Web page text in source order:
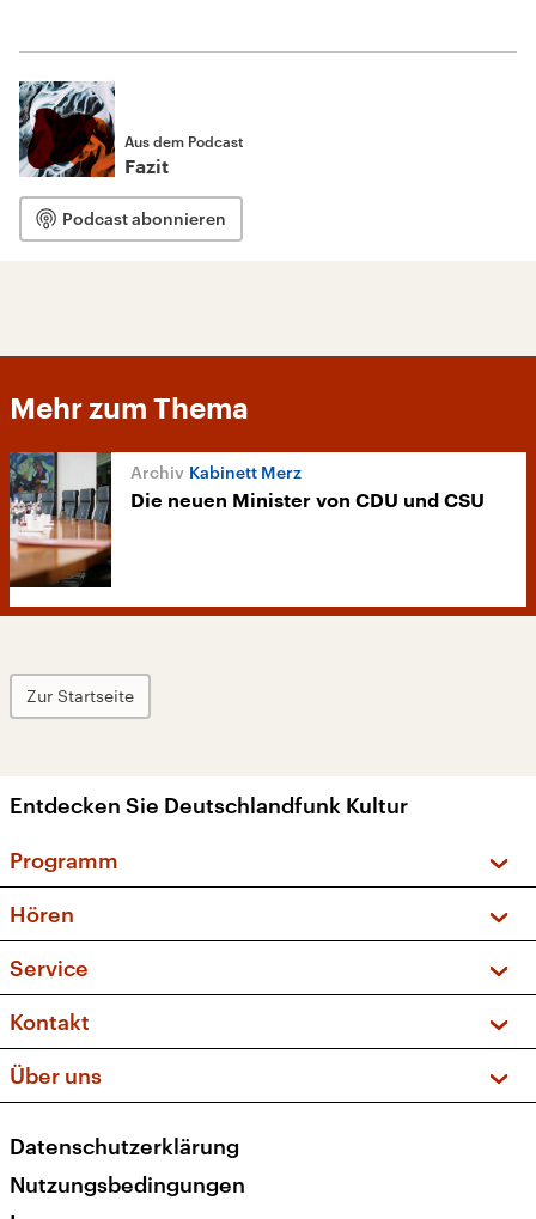
Aus dem Podcast
Fazit
Podcast abonnieren
Mehr zum Thema
Kabinett Merz
Die neuen Minister von CDU und CSU
Zur Startseite
Entdecken Sie Deutschlandfunk Kultur
Programm
Sendungen und Podcasts
Musikliste
Kakadu – Das Kinderprogramm
Hören
Frequenzen (UKW + DAB+)
Service
FAQ
Apps
Newsletter
Veranstaltungen
Kontakt
Social Media
Über uns
Presse
Karriere
Datenschutzerklärung
Nutzungsbedingungen